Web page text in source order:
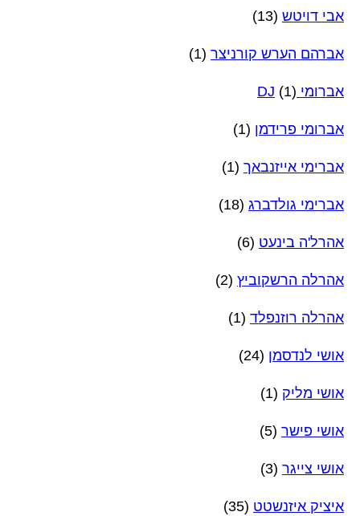
אבי דויטש (13)
אברהם הערש קורניצר (1)
אברומי DJ (1)
אברומי פרידמן (1)
אברימי אייזנבאך (1)
אברימי גולדברג (18)
אהרל'ה בינעט (6)
אהרלה הרשקוביץ (2)
אהרלה רוזנפלד (1)
אושי לנדסמן (24)
אושי מליק (1)
אושי פישר (5)
אושי צייגר (3)
איציק איזנשטט (35)